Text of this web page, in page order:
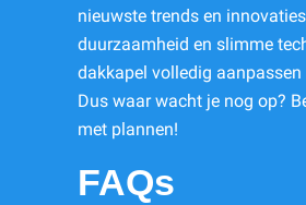
nieuwste trends en
duurzaamheid en slimme
dakkapel volledig aanpassen
Dus waar wacht je nog op?
met plannen!
FAQs